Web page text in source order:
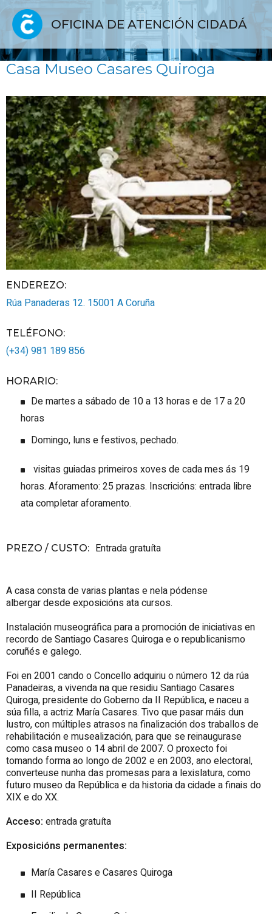
OFICINA DE ATENCIÓN CIDADÁ
Casa Museo Casares Quiroga
ENDEREZO:
Rúa Panaderas 12. 15001 A Coruña
TELÉFONO:
(+34) 981 189 856
HORARIO:
De martes a sábado de 10 a 13 horas e de 17 a 20
horas
Domingo, luns e festivos, pechado.
visitas guiadas primeiros xoves de cada mes ás 19
horas. Aforamento: 25 prazas. Inscricións: entrada libre
ata completar aforamento.
PREZO / CUSTO: Entrada gratuíta
A casa consta de varias plantas e nela pódense
albergar desde exposicións ata cursos.
Instalación museográfica para a promoción de iniciativas en
recordo de Santiago Casares Quiroga e o republicanismo
coruñés e galego.
Foi en 2001 cando o Concello adquiriu o número 12 da rúa
Panadeiras, a vivenda na que residiu Santiago Casares
Quiroga, presidente do Goberno da II República, e naceu a
súa filla, a actriz María Casares. Tivo que pasar máis dun
lustro, con múltiples atrasos na finalización dos traballos de
rehabilitación e musealización, para que se reinaugurase
como casa museo o 14 abril de 2007. O proxecto foi
tomando forma ao longo de 2002 e en 2003, ano electoral,
converteuse nunha das promesas para a lexislatura, como
futuro museo da República e da historia da cidade a finais do
XIX e do XX.
Acceso: entrada gratuíta
Exposicións permanentes:
María Casares e Casares Quiroga
II República